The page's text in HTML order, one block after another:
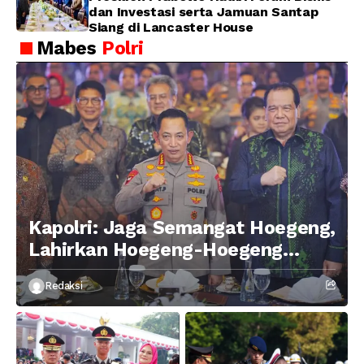
dan Investasi serta Jamuan Santap
Siang di Lancaster House
Mabes Polri
Kapolri: Jaga Semangat Hoegeng,
Lahirkan Hoegeng-Hoegeng
Berikutnya
Redaksi